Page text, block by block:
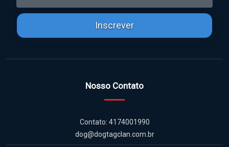
Inscrever
Nosso Contato
Contato: 4174001990
dog@dogtagclan.com.br